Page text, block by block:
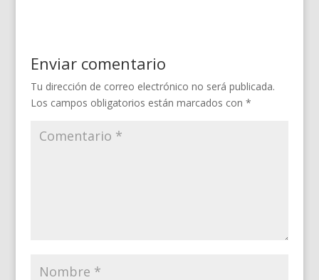
Enviar comentario
Tu dirección de correo electrónico no será publicada.
Los campos obligatorios están marcados con *